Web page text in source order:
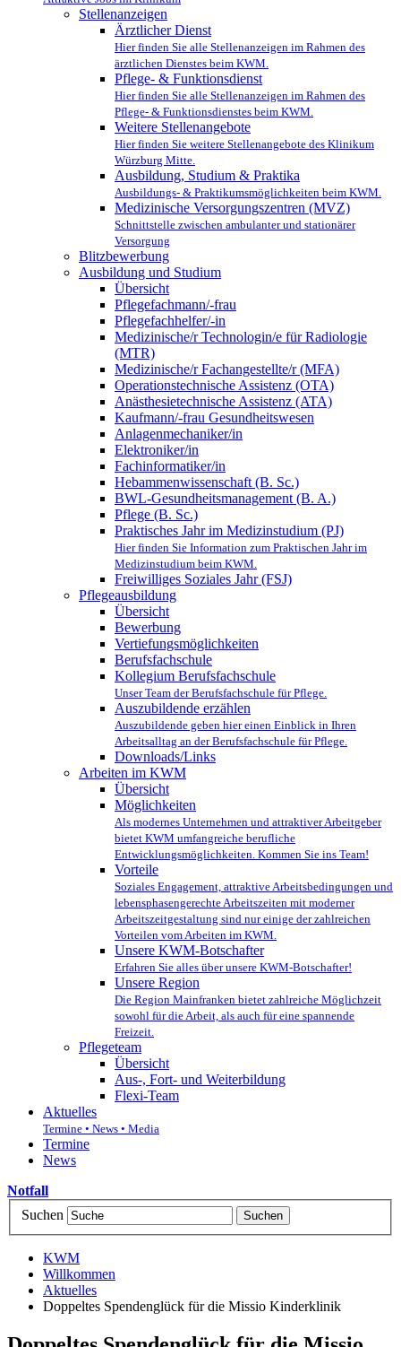
Stellenanzeigen
Ärztlicher Dienst
Hier finden Sie alle Stellenanzeigen im Rahmen des
ärztlichen Dienstes beim KWM.
Pflege- & Funktionsdienst
Hier finden Sie alle Stellenanzeigen im Rahmen des
Pflege- & Funktionsdienstes beim KWM.
Weitere Stellenangebote
Hier finden Sie weitere Stellenangebote des Klinikum
Würzburg Mitte.
Ausbildung, Studium & Praktika
Ausbildungs- & Praktikumsmöglichkeiten beim KWM.
Medizinische Versorgungszentren (MVZ)
Schnittstelle zwischen ambulanter und stationärer
Versorgung
Blitzbewerbung
Ausbildung und Studium
Übersicht
Pflegefachmann/-frau
Pflegefachhelfer/-in
Medizinische/r Technologin/e für Radiologie
(MTR)
Medizinische/r Fachangestellte/r (MFA)
Operationstechnische Assistenz (OTA)
Anästhesietechnische Assistenz (ATA)
Kaufmann/-frau Gesundheitswesen
Anlagenmechaniker/in
Elektroniker/in
Fachinformatiker/in
Hebammenwissenschaft (B. Sc.)
BWL-Gesundheitsmanagement (B. A.)
Pflege (B. Sc.)
Praktisches Jahr im Medizinstudium (PJ)
Hier finden Sie Information zum Praktischen Jahr im
Medizinstudium beim KWM.
Freiwilliges Soziales Jahr (FSJ)
Pflegeausbildung
Übersicht
Bewerbung
Vertiefungsmöglichkeiten
Berufsfachschule
Kollegium Berufsfachschule
Unser Team der Berufsfachschule für Pflege.
Auszubildende erzählen
Auszubildende geben hier einen Einblick in Ihren
Arbeitsalltag an der Berufsfachschule für Pflege.
Downloads/Links
Arbeiten im KWM
Übersicht
Möglichkeiten
Als modernes Unternehmen und attraktiver Arbeitgeber
bietet KWM umfangreiche berufliche
Entwicklungsmöglichkeiten. Kommen Sie ins Team!
Vorteile
Soziales Engagement, attraktive Arbeitsbedingungen und
lebensphasengerechte Arbeitszeiten mit moderner
Arbeitszeitgestaltung sind nur einige der zahlreichen
Vorteilen vom Arbeiten im KWM.
Unsere KWM-Botschafter
Erfahren Sie alles über unsere KWM-Botschafter!
Unsere Region
Die Region Mainfranken bietet zahlreiche Möglichzeit
sowohl für die Arbeit, als auch für eine spannende
Freizeit.
Pflegeteam
Übersicht
Aus-, Fort- und Weiterbildung
Flexi-Team
Aktuelles
Termine • News • Media
Termine
News
Notfall
Suchen
KWM
Willkommen
Aktuelles
Doppeltes Spendenglück für die Missio Kinderklinik